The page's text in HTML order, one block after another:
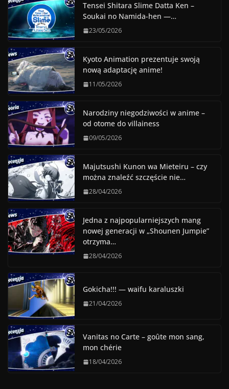
Tensei Shitara Slime Datta Ken –
Soukai no Namida-hen —…
23/05/2026
Kyoto Animation prezentuje swoją
nową adaptację anime!
11/05/2026
Narodziny niegodziwości w anime –
od otome do villainess
09/05/2026
Majutsushi Kunon wa Mieteiru – czy
można znaleźć szczęście nie…
28/04/2026
Jedna z najpopularniejszych mang
nowej generacji w „Shounen Jumpie”
otrzyma…
28/04/2026
Gokicha!!! — waifu karaluszki
21/04/2026
Vanitas no Carte – goûte mon sang,
mon chérie
18/04/2026